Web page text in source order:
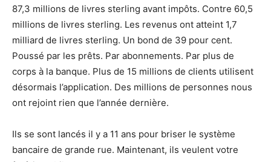
87,3 millions de livres sterling avant impôts. Contre 60,5
millions de livres sterling. Les revenus ont atteint 1,7
milliard de livres sterling. Un bond de 39 pour cent.
Poussé par les prêts. Par abonnements. Par plus de
corps à la banque. Plus de 15 millions de clients utilisent
désormais l’application. Des millions de personnes nous
ont rejoint rien que l’année dernière.
Ils se sont lancés il y a 11 ans pour briser le système
bancaire de grande rue. Maintenant, ils veulent votre